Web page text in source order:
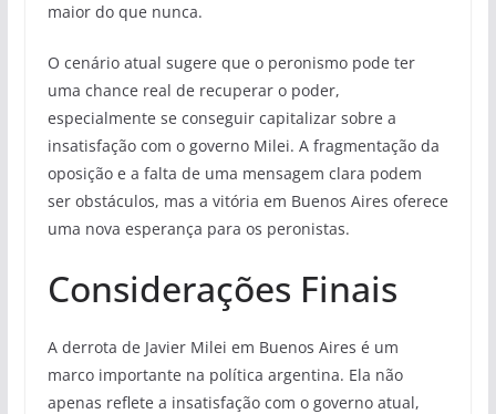
maior do que nunca.
O cenário atual sugere que o peronismo pode ter
uma chance real de recuperar o poder,
especialmente se conseguir capitalizar sobre a
insatisfação com o governo Milei. A fragmentação da
oposição e a falta de uma mensagem clara podem
ser obstáculos, mas a vitória em Buenos Aires oferece
uma nova esperança para os peronistas.
Considerações Finais
A derrota de Javier Milei em Buenos Aires é um
marco importante na política argentina. Ela não
apenas reflete a insatisfação com o governo atual,